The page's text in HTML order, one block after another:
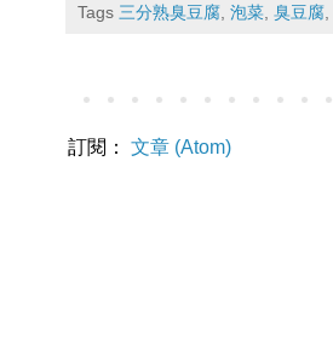
Tags 三分熟臭豆腐 泡菜 臭豆腐
訂閱： 文章 (Atom)